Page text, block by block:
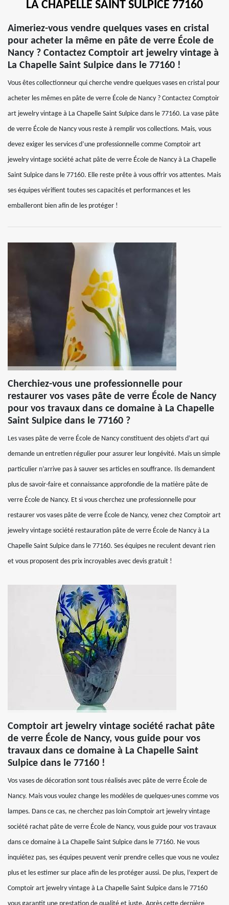
LA CHAPELLE SAINT SULPICE 77160
Aimeriez-vous vendre quelques vases en cristal
pour acheter la même en pâte de verre École de
Nancy ? Contactez Comptoir art jewelry vintage à
La Chapelle Saint Sulpice dans le 77160 !
Vous êtes collectionneur qui cherche vendre quelques vases en cristal pour
acheter les mêmes en pâte de verre École de Nancy ? Contactez Comptoir
art jewelry vintage à La Chapelle Saint Sulpice dans le 77160. La vase pâte
de verre École de Nancy vous reste à remplir vos collections. Mais, vous
devez exiger les services d’une professionnelle comme Comptoir art
jewelry vintage société achat pâte de verre École de Nancy à La Chapelle
Saint Sulpice dans le 77160. Elle reste prête à vous offrir vos attentes. Mais
ses équipes vérifient toutes ses capacités et performances et les
emballeront bien afin de les protéger !
Cherchiez-vous une professionnelle pour
restaurer vos vases pâte de verre École de Nancy
pour vos travaux dans ce domaine à La Chapelle
Saint Sulpice dans le 77160 ?
Les vases pâte de verre École de Nancy constituent des objets d’art qui
demande un entretien régulier pour assurer leur longévité. Mais un simple
particulier n’arrive pas à sauver ses articles en souffrance. Ils demandent
plus de savoir-faire et connaissance approfondie de la matière pâte de
verre École de Nancy. Et si vous cherchez une professionnelle pour
restaurer vos vases pâte de verre École de Nancy, venez chez Comptoir art
jewelry vintage société restauration pâte de verre École de Nancy à La
Chapelle Saint Sulpice dans le 77160. Ses équipes ne reculent devant rien
et vous proposent des prix incroyables avec devis gratuit !
Comptoir art jewelry vintage société rachat pâte
de verre École de Nancy, vous guide pour vos
travaux dans ce domaine à La Chapelle Saint
Sulpice dans le 77160 !
Vos vases de décoration sont tous réalisés avec pâte de verre École de
Nancy. Mais vous voulez change les modèles de quelques-unes comme vos
lampes. Dans ce cas, ne cherchez pas loin Comptoir art jewelry vintage
société rachat pâte de verre École de Nancy, vous guide pour vos travaux
dans ce domaine à La Chapelle Saint Sulpice dans le 77160. Ne vous
inquiétez pas, ses équipes peuvent venir prendre celles que vous ne voulez
plus et les estimer sur place afin de les protéger aussi. De plus, l’expert de
Comptoir art jewelry vintage à La Chapelle Saint Sulpice dans le 77160